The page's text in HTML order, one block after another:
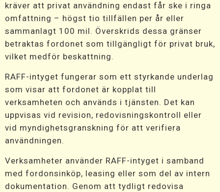
kräver att privat användning endast får ske i ringa
omfattning – högst tio tillfällen per år eller
sammanlagt 100 mil. Överskrids dessa gränser
betraktas fordonet som tillgängligt för privat bruk,
vilket medför beskattning.
RAFF-intyget fungerar som ett styrkande underlag
som visar att fordonet är kopplat till
verksamheten och används i tjänsten. Det kan
uppvisas vid revision, redovisningskontroll eller
vid myndighetsgranskning för att verifiera
användningen.
Verksamheter använder RAFF-intyget i samband
med fordonsinköp, leasing eller som del av intern
dokumentation. Genom att tydligt redovisa